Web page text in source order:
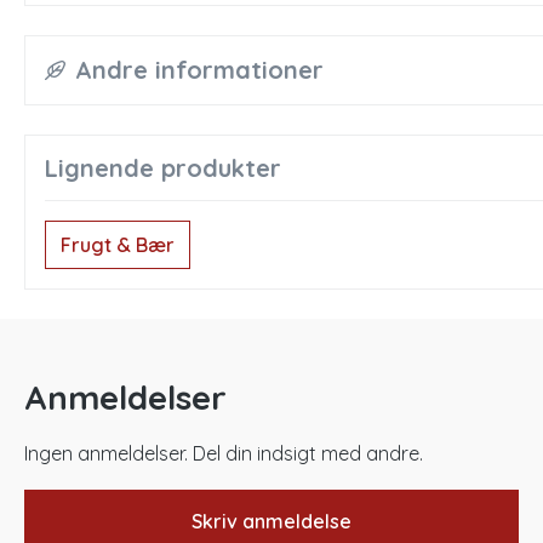
Andre informationer
Lignende produkter
Frugt & Bær
Anmeldelser
Ingen anmeldelser. Del din indsigt med andre.
Skriv anmeldelse